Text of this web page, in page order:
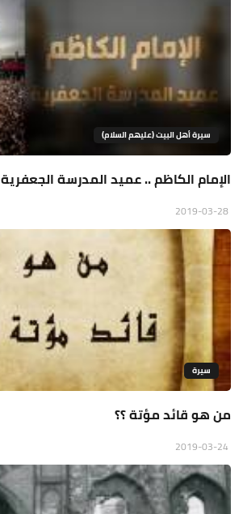
سيرة أهل البيت (عليهم السلام)
الإمام الكاظم .. عميد المدرسة الجعفرية
سيرة
من هو قائد مؤتة ؟؟